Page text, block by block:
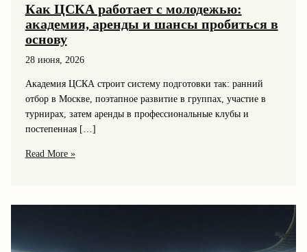
Как ЦСКА работает с молодежью:
академия, аренды и шансы пробиться в
основу
28 июня, 2026
Академия ЦСКА строит систему подготовки так: ранний
отбор в Москве, поэтапное развитие в группах, участие в
турнирах, затем аренды в профессиональные клубы и
постепенная […]
Как
Read More »